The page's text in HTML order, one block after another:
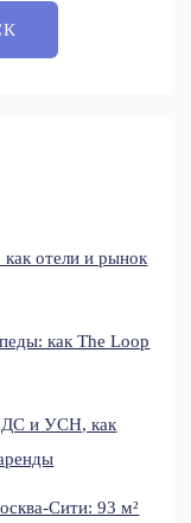
отели и рынок
как The Loop
и УСН, как
Сити: 93 м²